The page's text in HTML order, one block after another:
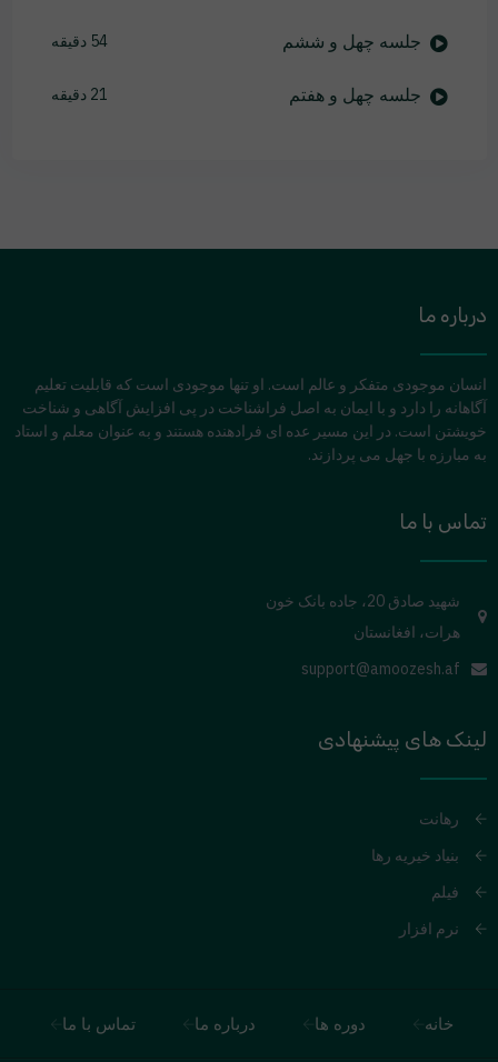
جلسه چهل و ششم 54 دقیقه
جلسه چهل و هفتم 21 دقیقه
درباره ما
انسان موجودی متفکر و عالم است. او تنها موجودی است که قابلیت تعلیم
آگاهانه را دارد و با ایمان به اصل فراشناخت در پی افزایش آگاهی و شناخت
خویشتن است. در این مسیر عده ای فرادهنده هستند و به عنوان معلم و استاد
به مبارزه با جهل می پردازند.
تماس با ما
شهید صادق 20، جاده بانک خون
هرات، افغانستان
support@amoozesh.af
لینک های پیشنهادی
رهانت
بنیاد خیریه رها
فیلم
نرم افزار
خانه دوره ها درباره ما تماس با ما